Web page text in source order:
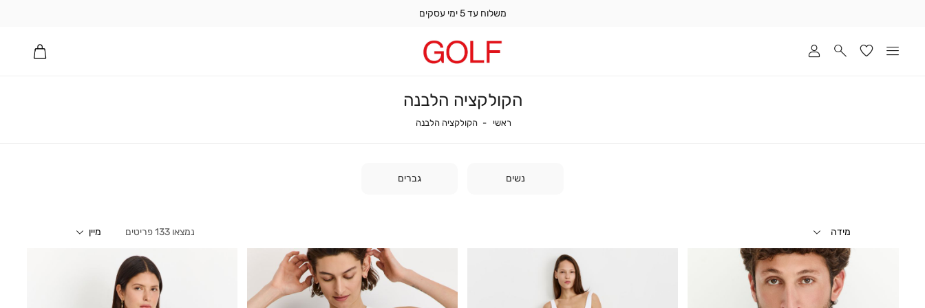
משלוח עד 5 ימי עסקים
הקולקציה הלבנה
ראשי ראשיהקולקציה הלבנה
נשים גברים
מידה 133פריטים